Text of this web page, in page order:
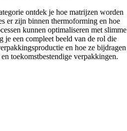
ontdek je hoe matrijzen worden
er zijn binnen thermoforming en hoe
kunnen optimaliseren met slimme
je een compleet beeld van de rol die
en hoe ze bijdragen
toekomstbestendige verpakkingen.